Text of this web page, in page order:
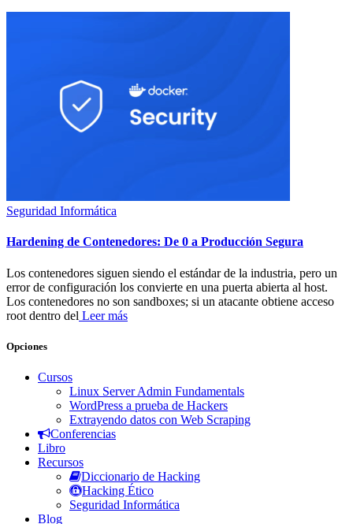
Seguridad Informática
Hardening de Contenedores: De 0 a Producción Segura
Los contenedores siguen siendo el estándar de la industria, pero un
error de configuración los convierte en una puerta abierta al host.
Los contenedores no son sandboxes; si un atacante obtiene acceso
root dentro del Leer más
Opciones
Cursos
Linux Server Admin Fundamentals
WordPress a prueba de Hackers
Extrayendo datos con Web Scraping
Conferencias
Libro
Recursos
Diccionario de Hacking
Hacking Ético
Seguridad Informática
Blog